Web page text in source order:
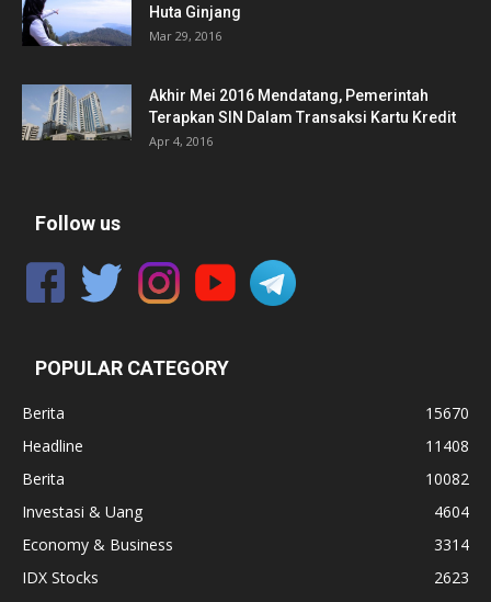
Huta Ginjang
Mar 29, 2016
Akhir Mei 2016 Mendatang, Pemerintah
Terapkan SIN Dalam Transaksi Kartu Kredit
Apr 4, 2016
Follow us
POPULAR CATEGORY
Berita
15670
Headline
11408
Berita
10082
Investasi & Uang
4604
Economy & Business
3314
IDX Stocks
2623